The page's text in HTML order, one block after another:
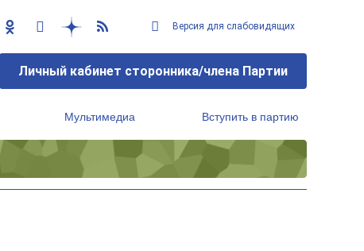
Версия для слабовидящих
Личный кабинет сторонника/члена Партии
Мультимедиа Вступить в партию